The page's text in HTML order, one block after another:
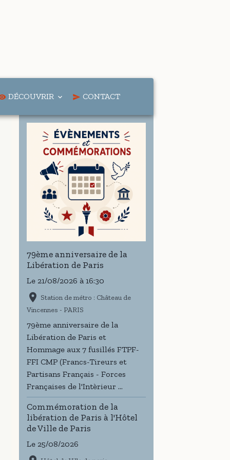
DÉCOUVRIR CONTACT
79ème anniversaire de la
Libération de Paris
Le 21/08/2026 à 16:30
Station de métro : Château de
Vincennes - PARIS
79ème anniversaire de la
Libération de Paris et
Hommage aux 7 fusillés FTPF-
FFI CMP (Francs-Tireurs et
Partisans Français - Forces
Françaises de l'Intèrieur ...
Commémoration de la
libération de Paris à l'Hôtel
de Ville de Paris
Le 25/08/2026